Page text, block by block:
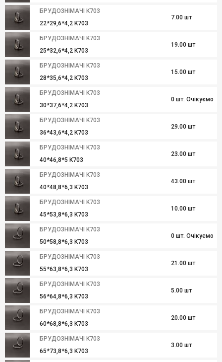
БРУДОЗНІМАЧІ K703
22*29,6*4,2 K703
7.00 шт
БРУДОЗНІМАЧІ K703
25*32,6*4,2 K703
19.00 шт
БРУДОЗНІМАЧІ K703
28*35,6*4,2 K703
15.00 шт
БРУДОЗНІМАЧІ K703
30*37,6*4,2 K703
0 шт. Очікуємо
БРУДОЗНІМАЧІ K703
36*43,6*4,2 K703
29.00 шт
БРУДОЗНІМАЧІ K703
40*46,8*5 K703
23.00 шт
БРУДОЗНІМАЧІ K703
40*48,8*6,3 K703
43.00 шт
БРУДОЗНІМАЧІ K703
45*53,8*6,3 K703
10.00 шт
БРУДОЗНІМАЧІ K703
50*58,8*6,3 K703
0 шт. Очікуємо
БРУДОЗНІМАЧІ K703
55*63,8*6,3 K703
21.00 шт
БРУДОЗНІМАЧІ K703
56*64,8*6,3 K703
5.00 шт
БРУДОЗНІМАЧІ K703
60*68,8*6,3 K703
20.00 шт
БРУДОЗНІМАЧІ K703
65*73,8*6,3 K703
3.00 шт